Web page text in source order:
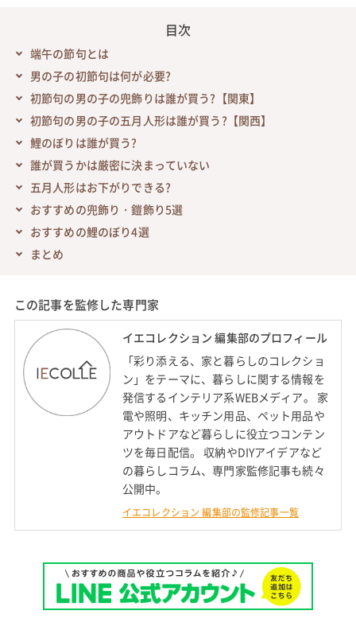
目次
端午の節句とは
男の子の初節句は何が必要?
初節句の男の子の兜飾りは誰が買う?【関東】
初節句の男の子の五月人形は誰が買う?【関西】
鯉のぼりは誰が買う?
誰が買うかは厳密に決まっていない
五月人形はお下がりできる?
おすすめの兜飾り・鎧飾り5選
おすすめの鯉のぼり4選
まとめ
この記事を監修した専門家
イエコレクション 編集部のプロフィール
「彩り添える、家と暮らしのコレクショ
ン」をテーマに、暮らしに関する情報を
発信するインテリア系WEBメディア。 家
電や照明、キッチン用品、ペット用品や
アウトドアなど暮らしに役立つコンテン
ツを毎日配信。 収納やDIYアイデアなど
の暮らしコラム、専門家監修記事も続々
公開中。
イエコレクション 編集部の監修記事一覧